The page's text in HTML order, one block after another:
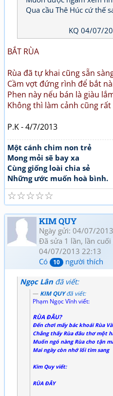
Qua cầu Thê Húc cứ thế
KQ 04/07/
BẮT RÙA
Rùa đã tự khai cũng sẵn
Cầm vợt đứng rình để bắt
Phen này nếu bán là giàu
Không thì làm cảnh cũng rất
P.K - 4/7/2013
Một cánh chim non trẻ
Mong mỏi sẽ bay xa
Cùng giống loài chia sẻ
Những ước muốn hoà bình.
☆
☆
☆
☆
☆
KIM QUY
Ngày gửi: 04/07/
Đã sửa 1 lần, lần cuối
04/07/2013 22:13
Có
10 người thích
Ngọc Lân đã viết:
KIM QUYđã viết:
Phạm Ngọc Vĩnh viết:
RÙA ĐÂU?
Đến chơi mấy bác khoái Rùa
Chẳng thấy Rùa đâu thơ một
Muốn ngó nàng Rùa cho tận
Mai ngày còn nhớ lối tìm sang
Kim Quy viết:
RÙA ĐÂY